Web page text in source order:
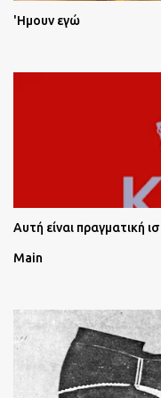
'Ημουν εγώ
Αυτή είναι πραγματική
Main